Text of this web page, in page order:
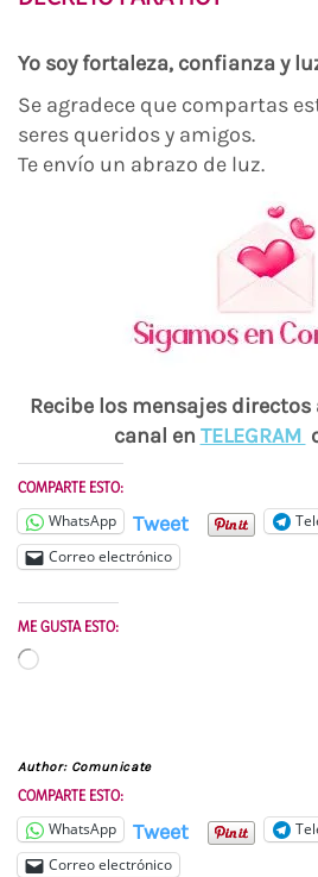
Yo soy fortaleza, confianza y
Se agradece que compartas
seres queridos y amigos.
Te envío un abrazo de luz.
Recibe los mensajes
canal en TELEGRAM
COMPARTE ESTO:
WhatsApp Tweet
Correo electrónico
ME GUSTA ESTO:
Cargando...
Author: Comunicate
COMPARTE ESTO:
WhatsApp Tweet
Correo electrónico